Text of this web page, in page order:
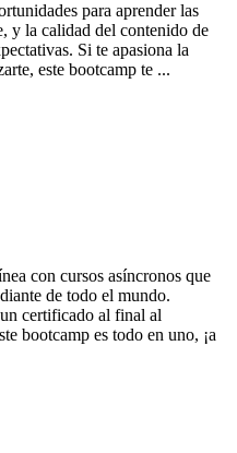
para aprender las
y la calidad del contenido de
Si te apasiona la
este bootcamp te ...
con cursos asíncronos que
de todo el mundo.
certificado al final al
bootcamp es todo en uno, ¡a